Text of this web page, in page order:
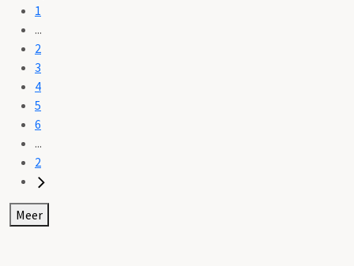
1
...
2
3
4
5
6
...
2
Meer